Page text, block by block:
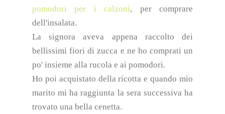
pomodori per i calzoni, per comprare
dell'insalata.
La signora aveva appena raccolto dei
bellissimi fiori di zucca e ne ho comprati un
po' insieme alla rucola e ai pomodori.
Ho poi acquistato della ricotta e quando mio
marito mi ha raggiunta la sera successiva ha
trovato una bella cenetta.